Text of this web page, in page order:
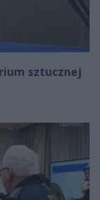
sztucznej